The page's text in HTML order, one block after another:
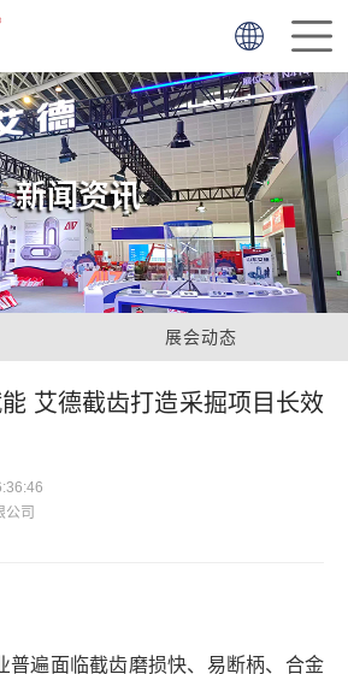
简体中文
English
新闻资讯
展会动态
艾德截齿打造采掘项目长效
公司
普遍面临截齿磨损快、易断柄、合金